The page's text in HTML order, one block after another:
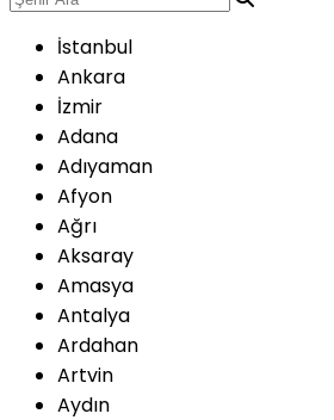
İstanbul
Ankara
İzmir
Adana
Adıyaman
Afyon
Ağrı
Aksaray
Amasya
Antalya
Ardahan
Artvin
Aydın